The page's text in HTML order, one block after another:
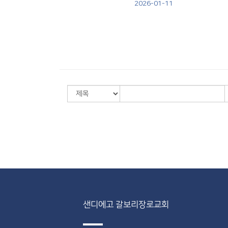
2026-01-11
샌디에고 갈보리장로교회